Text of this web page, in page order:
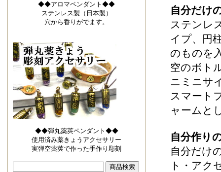
◆◆アロマペンダント◆◆
ステンレス製（日本製）
穴から香りがでます。
◆◆弾丸薬莢ペンダント◆◆
使用済み薬きょうアクセサリー
実弾空薬莢で作った手作り彫刻
自分だけ
ステンレ
イプ、円
のものを
空のボト
ニミニサ
スマート
ャームと
自分作り
自分だけ
ト・アク